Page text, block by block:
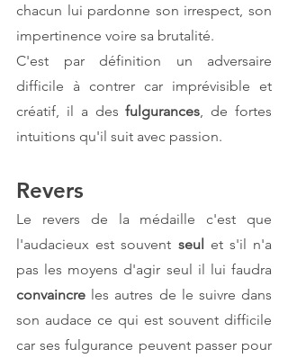
chacun lui pardonne son irrespect, son
impertinence voire sa brutalité.
C'est par définition un adversaire
difficile à contrer car imprévisible et
créatif, il a des fulgurances, de fortes
intuitions qu'il suit avec passion.
Revers
Le revers de la médaille c'est que
l'audacieux est souvent seul et s'il n'a
convaincre les autres de le suivre dans
son audace ce qui est souvent difficile
car ses fulgurance peuvent passer pour